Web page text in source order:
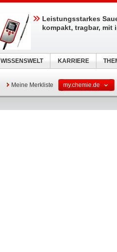
Meine Merkliste my.chemie.de
Leistungsstarkes
kompakt, tragbar, mit
WISSENSWELT KARRIERE